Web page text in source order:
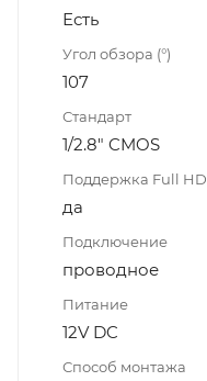
Есть
Угол обзора (°)
107
Стандарт
1/2.8" CMOS
Поддержка Full HD
да
Подключение
проводное
Питание
12V DC
Способ монтажа